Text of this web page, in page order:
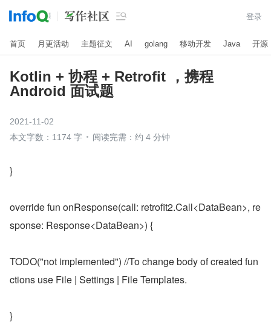
 登录
首页 月更活动 主题征文 AI golang 移动开发 Java 开源
Kotlin + 协程 + Retrofit ，携程
Android 面试题
2021-11-02
本文字数：1174 字
阅读完需：约 4 分钟
}
override fun onResponse(call: retrofit2.Call<DataBean>, re
sponse: Response<DataBean>) {
TODO("not implemented") //To change body of created fun
ctions use File | Settings | File Templates.
}